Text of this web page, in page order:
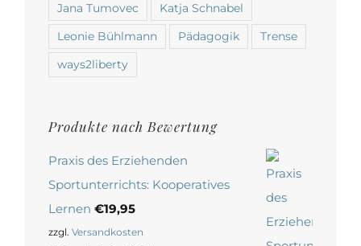
Jana Tumovec Katja Schnabel
Leonie Bühlmann Pädagogik Trense
ways2liberty
Produkte nach Bewertung
Praxis des Erziehenden
Sportunterrichts: Kooperatives
Lernen €19,95
zzgl. Versandkosten